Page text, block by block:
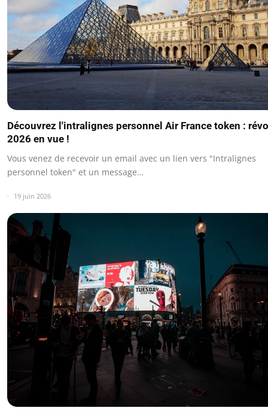
Découvrez l'intralignes personnel Air France token :
2026 en vue !
Vous venez de recevoir un email avec un lien vers "Intralignes
personnel token" et un message…
19 juin 2026